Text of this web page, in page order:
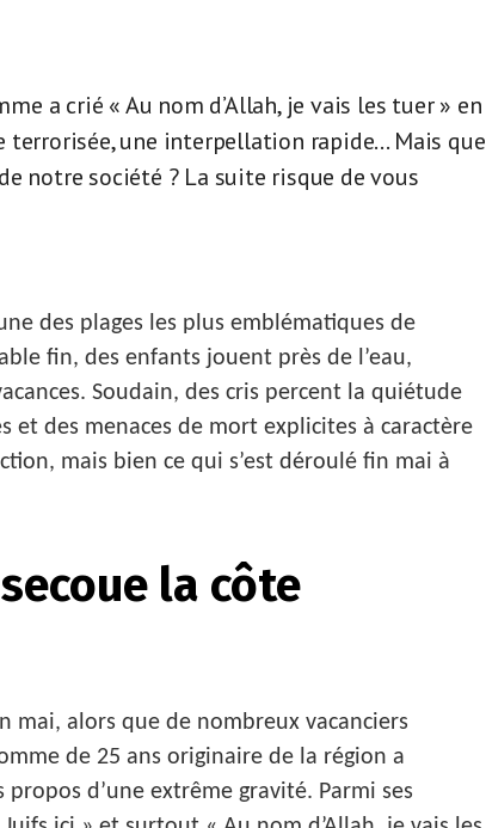
a crié « Au nom d’Allah, je vais les tuer » en
une interpellation rapide… Mais que
notre société ? La suite risque de vous
des plages les plus emblématiques de
fin, des enfants jouent près de l’eau,
Soudain, des cris percent la quiétude
et des menaces de mort explicites à caractère
mais bien ce qui s’est déroulé fin mai à
la côte
mai, alors que de nombreux vacanciers
de 25 ans originaire de la région a
d’une extrême gravité. Parmi ses